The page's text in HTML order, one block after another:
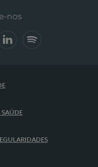
nos